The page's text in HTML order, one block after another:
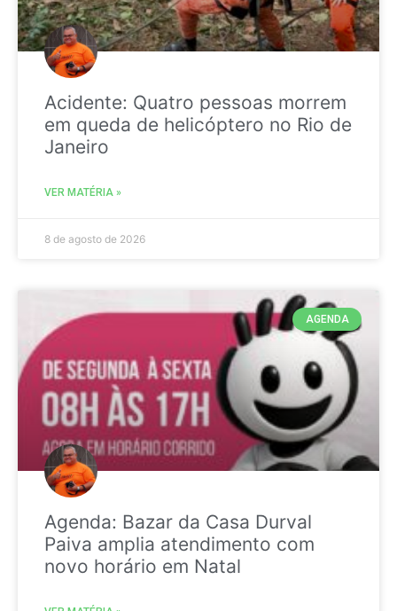
Acidente: Quatro pessoas morrem
em queda de helicóptero no Rio de
Janeiro
VER MATÉRIA »
8 de agosto de 2026
AGENDA
Agenda: Bazar da Casa Durval
Paiva amplia atendimento com
novo horário em Natal